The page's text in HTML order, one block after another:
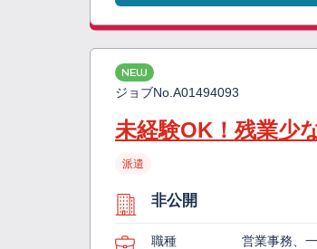
NEW
ジョブNo. A01494093
未経験OK！残業少
派遣
非公開
職種 営業事務、